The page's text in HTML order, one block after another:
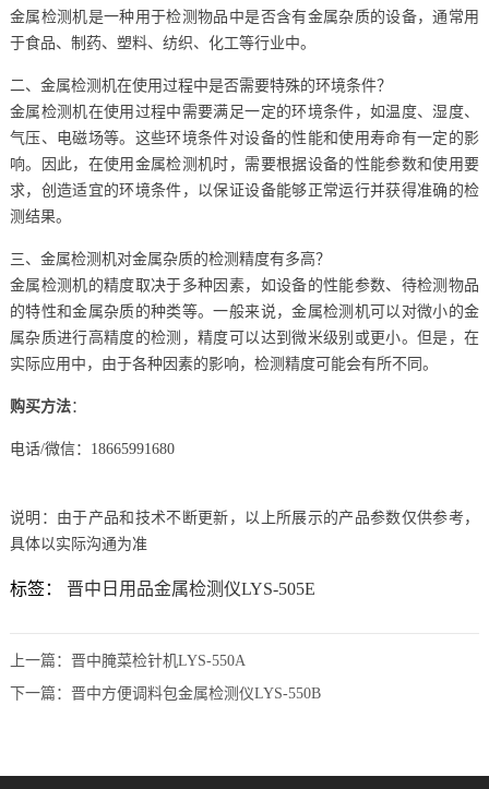
金属检测机是一种用于检测物品中是否含有金属杂质的设备，通常用
于食品、制药、塑料、纺织、化工等行业中。
二、金属检测机在使用过程中是否需要特殊的环境条件？
金属检测机在使用过程中需要满足一定的环境条件，如温度、湿度、
气压、电磁场等。这些环境条件对设备的性能和使用寿命有一定的影
响。因此，在使用金属检测机时，需要根据设备的性能参数和使用要
求，创造适宜的环境条件，以保证设备能够正常运行并获得准确的检
测结果。
三、金属检测机对金属杂质的检测精度有多高？
金属检测机的精度取决于多种因素，如设备的性能参数、待检测物品
的特性和金属杂质的种类等。一般来说，金属检测机可以对微小的金
属杂质进行高精度的检测，精度可以达到微米级别或更小。但是，在
实际应用中，由于各种因素的影响，检测精度可能会有所不同。
购买方法：
电话/微信：18665991680
说明：由于产品和技术不断更新，以上所展示的产品参数仅供参考，
具体以实际沟通为准
标签： 晋中日用品金属检测仪LYS-505E
上一篇： 晋中腌菜检针机LYS-550A
下一篇： 晋中方便调料包金属检测仪LYS-550B